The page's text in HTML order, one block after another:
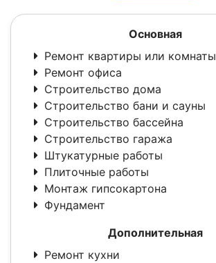
Основная
Ремонт квартиры или комнаты
Ремонт офиса
Строительство дома
Строительство бани и сауны
Строительство бассейна
Строительство гаража
Штукатурные работы
Плиточные работы
Монтаж гипсокартона
Фундамент
Дополнительная
Ремонт кухни